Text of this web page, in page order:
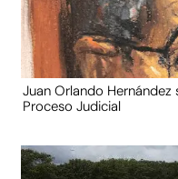
Juan Orlando
Proceso Judicial